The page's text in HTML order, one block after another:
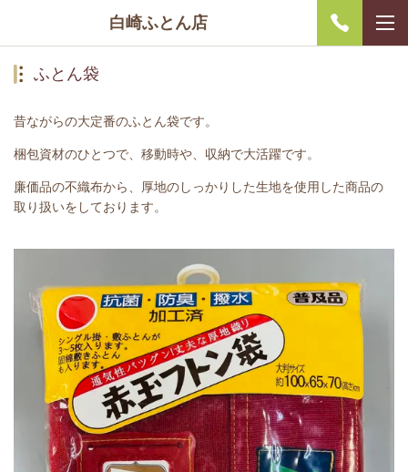
白崎ふとん店
ふとん袋
昔ながらの大定番のふとん袋です。
梱包資材のひとつで、移動時や、収納で大活躍です。
廉価品の不織布から、厚地のしっかりした生地を使用した商品の
取り扱いをしております。